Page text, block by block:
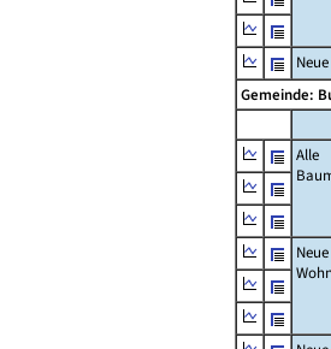
Gemeinde:
Alle
Neue